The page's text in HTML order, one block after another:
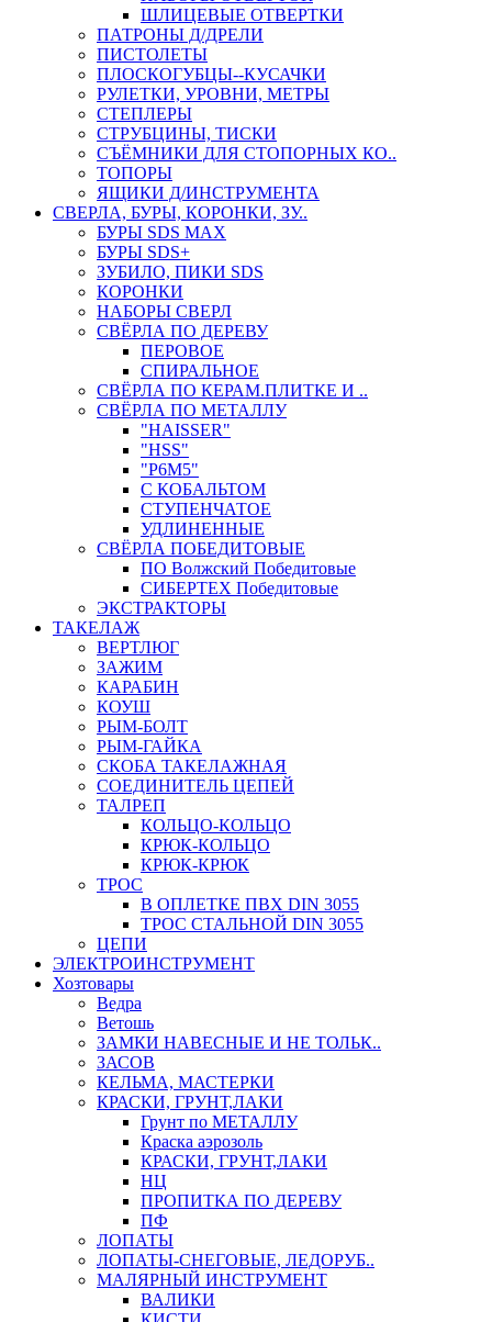
ШЛИЦЕВЫЕ ОТВЕРТКИ
ПАТРОНЫ Д/ДРЕЛИ
ПИСТОЛЕТЫ
ПЛОСКОГУБЦЫ--КУСАЧКИ
РУЛЕТКИ, УРОВНИ, МЕТРЫ
СТЕПЛЕРЫ
СТРУБЦИНЫ, ТИСКИ
СЪЁМНИКИ ДЛЯ СТОПОРНЫХ КО..
ТОПОРЫ
ЯЩИКИ Д/ИНСТРУМЕНТА
СВЕРЛА, БУРЫ, КОРОНКИ, ЗУ..
БУРЫ SDS MAX
БУРЫ SDS+
ЗУБИЛО, ПИКИ SDS
КОРОНКИ
НАБОРЫ СВЕРЛ
СВЁРЛА ПО ДЕРЕВУ
ПЕРОВОЕ
СПИРАЛЬНОЕ
СВЁРЛА ПО КЕРАМ.ПЛИТКЕ И ..
СВЁРЛА ПО МЕТАЛЛУ
"HAISSER"
"HSS"
"Р6М5"
С КОБАЛЬТОМ
СТУПЕНЧАТОЕ
УДЛИНЕННЫЕ
СВЁРЛА ПОБЕДИТОВЫЕ
ПО Волжский Победитовые
СИБЕРТЕХ Победитовые
ЭКСТРАКТОРЫ
ТАКЕЛАЖ
ВЕРТЛЮГ
ЗАЖИМ
КАРАБИН
КОУШ
РЫМ-БОЛТ
РЫМ-ГАЙКА
СКОБА ТАКЕЛАЖНАЯ
СОЕДИНИТЕЛЬ ЦЕПЕЙ
ТАЛРЕП
КОЛЬЦО-КОЛЬЦО
КРЮК-КОЛЬЦО
КРЮК-КРЮК
ТРОС
В ОПЛЕТКЕ ПВХ DIN 3055
ТРОС СТАЛЬНОЙ DIN 3055
ЦЕПИ
ЭЛЕКТРОИНСТРУМЕНТ
Хозтовары
Ведра
Ветошь
ЗАМКИ НАВЕСНЫЕ И НЕ ТОЛЬК..
ЗАСОВ
КЕЛЬМА, МАСТЕРКИ
КРАСКИ, ГРУНТ,ЛАКИ
Грунт по МЕТАЛЛУ
Краска аэрозоль
КРАСКИ, ГРУНТ,ЛАКИ
НЦ
ПРОПИТКА ПО ДЕРЕВУ
ПФ
ЛОПАТЫ
ЛОПАТЫ-СНЕГОВЫЕ, ЛЕДОРУБ..
МАЛЯРНЫЙ ИНСТРУМЕНТ
ВАЛИКИ